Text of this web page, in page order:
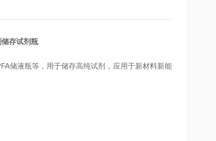
存试剂瓶
储液瓶等，用于储存高纯试剂，应用于新材料新能